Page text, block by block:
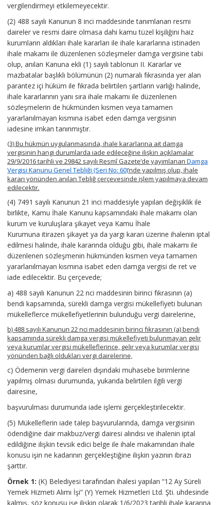
vergilendirmeyi etkilemeyecektir.
(2) 488 sayılı Kanunun 8 inci maddesinde tanımlanan resmi
daireler ve resmi daire olmasa dahi kamu tüzel kişiliğini haiz
kurumların aldıkları ihale kararları ile ihale kararlarına istinaden
ihale makamı ile düzenlenen sözleşmeler damga vergisine tabi
olup, anılan Kanuna ekli (1) sayılı tablonun II. Kararlar ve
mazbatalar başlıklı bölümünün (2) numaralı fıkrasında yer alan
parantez içi hüküm ile fıkrada belirtilen şartların varlığı halinde,
ihale kararlarının yanı sıra ihale makamı ile düzenlenen
sözleşmelerin de hükmünden kısmen veya tamamen
yararlanılmayan kısmına isabet eden damga vergisinin
iadesine imkan tanınmıştır.
(3) Bu hükmün uygulanmasında, ihale kararlarına ait damga
vergisinin hangi durumlarda iade edileceğine ilişkin açıklamalar
29/9/2016 tarihli ve 29842 sayılı Resmî Gazete’de yayımlanan Damga
Vergisi Kanunu Genel Tebliği (Seri No: 60)’nde yapılmış olup, ihale
kararı yönünden anılan Tebliğ çerçevesinde işlem yapılmaya devam
edilecektir.
(4) 7491 sayılı Kanunun 21 inci maddesiyle yapılan değişiklik ile
birlikte, Kamu İhale Kanunu kapsamındaki ihale makamı olan
kurum ve kuruluşlara şikayet veya Kamu İhale
Kurumuna itirazen şikayet ya da yargı kararı üzerine ihalenin iptal
edilmesi halinde, ihale kararında olduğu gibi, ihale makamı ile
düzenlenen sözleşmenin hükmünden kısmen veya tamamen
yararlanılmayan kısmına isabet eden damga vergisi de ret ve
iade edilecektir. Bu çerçevede;
a) 488 sayılı Kanunun 22 nci maddesinin birinci fıkrasının (a)
bendi kapsamında, sürekli damga vergisi mükellefiyeti bulunan
mükelleflerce mükellefiyetlerinin bulunduğu vergi dairelerine,
b) 488 sayılı Kanunun 22 nci maddesinin birinci fıkrasının (a) bendi
kapsamında sürekli damga vergisi mükellefiyeti bulunmayan gelir
veya kurumlar vergisi mükelleflerince, gelir veya kurumlar vergisi
yönünden bağlı oldukları vergi dairelerine,
c) Ödemenin vergi daireleri dışındaki muhasebe birimlerine
yapılmış olması durumunda, yukarıda belirtilen ilgili vergi
dairesine,
başvurulması durumunda iade işlemi gerçekleştirilecektir.
(5) Mükelleflerin iade talep başvurularında, damga vergisinin
ödendiğine dair makbuz/vergi dairesi alındısı ve ihalenin iptal
edildiğine ilişkin tevsik edici belge ile ihale makamından ihale
konusu işin ne kadarının gerçekleştiğine ilişkin yazının ibrazı
şarttır.
Örnek 1: (K) Belediyesi tarafından ihalesi yapılan “12 Ay Süreli
Yemek Hizmeti Alımı İşi” (Y) Yemek Hizmetleri Ltd. Şti. uhdesinde
kalmış, söz konusu işe ilişkin olarak 1/6/2023 tarihli ihale kararına